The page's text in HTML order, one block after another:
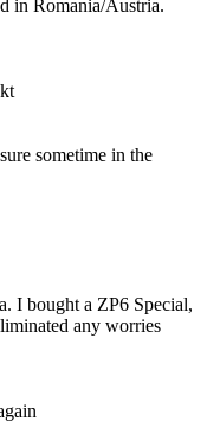
in Romania/Austria.
sometime in the
I bought a ZP6 Special,
any worries